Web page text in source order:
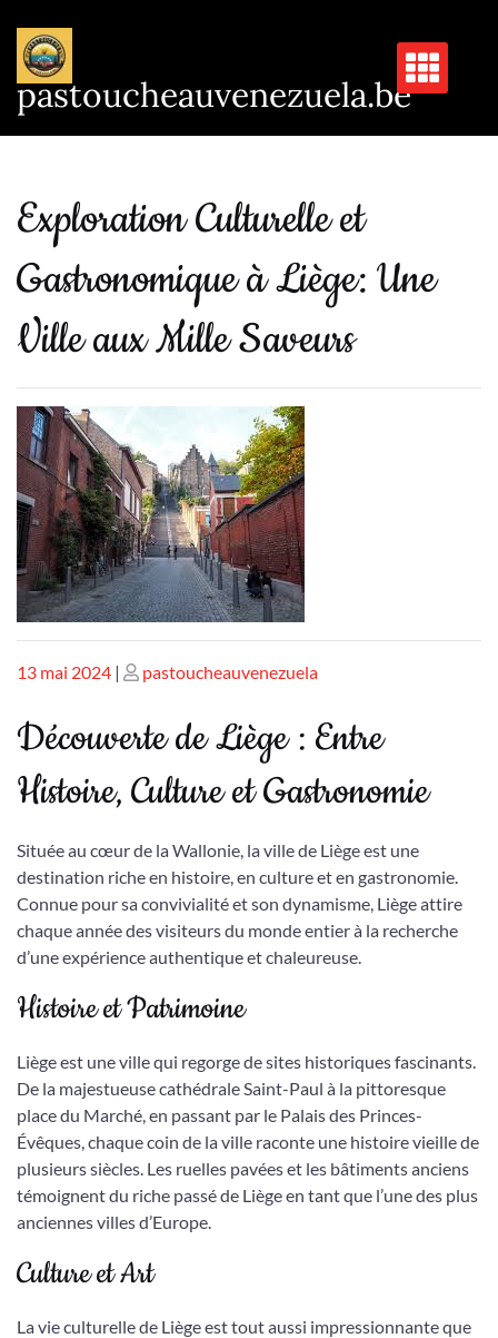
contenu
pastoucheauvenezuela.be
Exploration Culturelle et
Gastronomique à Liège: Une
Ville aux Mille Saveurs
Publié
13 mai 2024 | Publié
pastoucheauvenezuela
Découverte de Liège : Entre
Histoire, Culture et Gastronomie
Située au cœur de la Wallonie, la ville de Liège est une
destination riche en histoire, en culture et en gastronomie.
Connue pour sa convivialité et son dynamisme, Liège attire
chaque année des visiteurs du monde entier à la recherche
d’une expérience authentique et chaleureuse.
Histoire et Patrimoine
Liège est une ville qui regorge de sites historiques fascinants.
De la majestueuse cathédrale Saint-Paul à la pittoresque
place du Marché, en passant par le Palais des Princes-
Évêques, chaque coin de la ville raconte une histoire vieille de
plusieurs siècles. Les ruelles pavées et les bâtiments anciens
témoignent du riche passé de Liège en tant que l’une des plus
anciennes villes d’Europe.
Culture et Art
La vie culturelle de Liège est tout aussi impressionnante que